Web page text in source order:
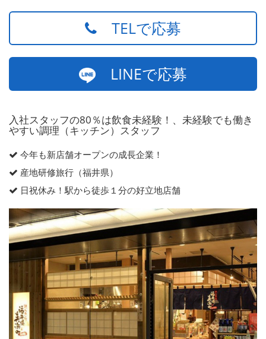
TELで応募
LINEで応募
入社スタッフの80％は飲食未経験！、未経験でも働き
やすい調理（キッチン）スタッフ
今年も新店舗オープンの成長企業！
産地研修旅行（福井県）
日祝休み！駅から徒歩１分の好立地店舗